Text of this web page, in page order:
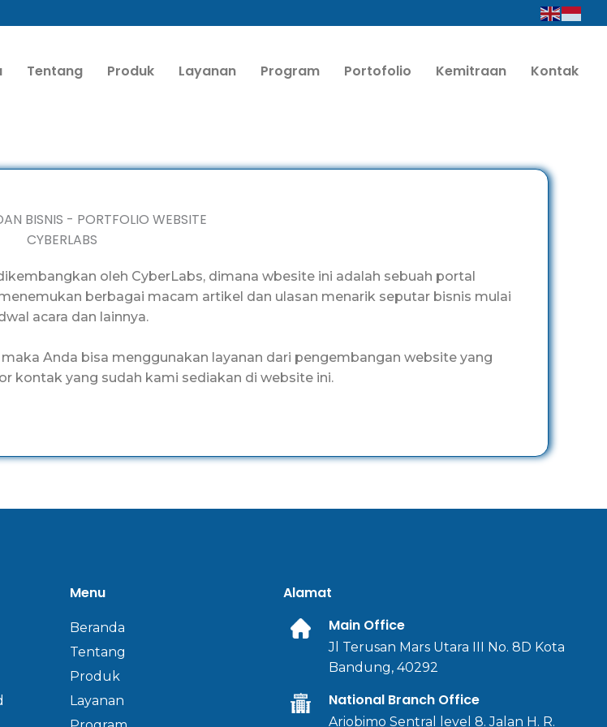
Tentang Produk Layanan Program Portofolio Kemitraan Kontak
oleh CyberLabs, dimana wbesite ini adalah sebuah portal
berbagai macam artikel dan ulasan menarik seputar bisnis mulai
acara dan lainnya.
Anda bisa menggunakan layanan dari pengembangan website yang
kontak yang sudah kami sediakan di website ini.
Menu
Beranda
Tentang
Produk
Layanan
Alamat
Main Office
Jl Terusan Mars Utara III No. 8D Kota
Bandung, 40292
National Branch Office
Ariobimo Sentral level 8. Jalan H. R.